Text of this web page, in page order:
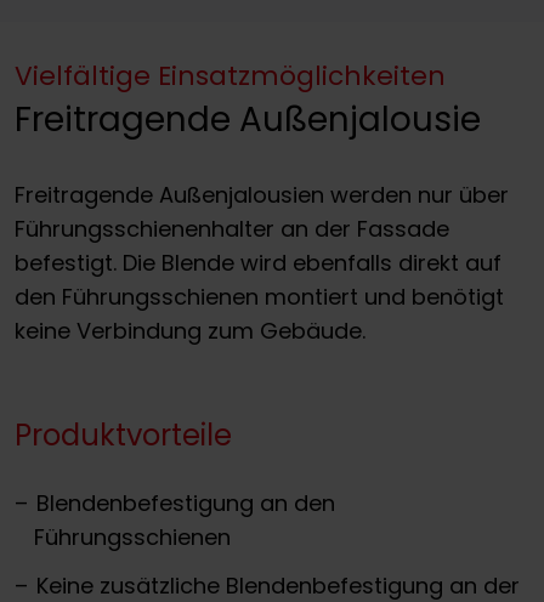
Vielfältige Einsatzmöglichkeiten
Freitragende Außenjalousie
Freitragende Außenjalousien werden nur über
Führungsschienenhalter an der Fassade
befestigt. Die Blende wird ebenfalls direkt auf
den Führungsschienen montiert und benötigt
keine Verbindung zum Gebäude.
Produktvorteile
Blendenbefestigung an den
Führungsschienen
Keine zusätzliche Blendenbefestigung an der